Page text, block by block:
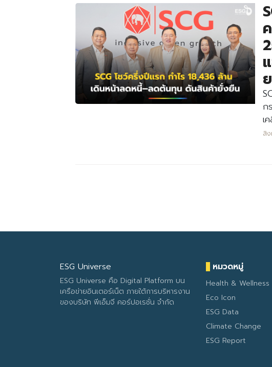
ก
เ
สิ
ESG Universe
ESG Universe คือ Digital Platform บน
เครือข่ายอินเตอร์เน็ต ภายใต้การบริหารงาน
ของบริษัท พีเอ็มจี คอร์ปอเรชั่น จำกัด
หมวดหมู่
Health & Wellness
Eco Icon
ESG Data
Climate Change
ESG Report